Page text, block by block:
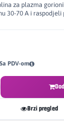
za plazma
30-70 A i
Sa PDV-om
Brzi pregled